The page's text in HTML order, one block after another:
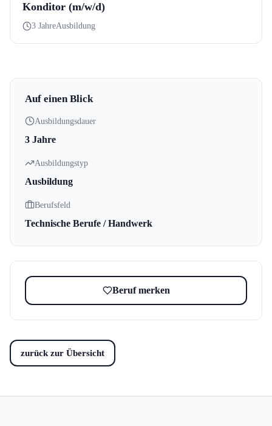
Konditor (m/w/d)
3 JahreAusbildung
Auf einen Blick
Ausbildungsdauer
3 Jahre
Ausbildungstyp
Ausbildung
Berufsfeld
Technische Berufe / Handwerk
Beruf merken
zurück zur Übersicht